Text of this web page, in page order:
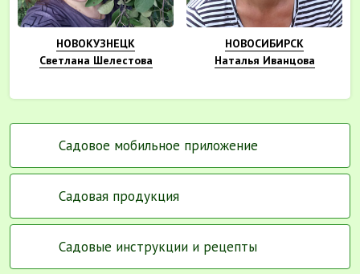
НОВОКУЗНЕЦК
Светлана Шелестова
НОВОСИБИРСК
Наталья Иванцова
Садовое мобильное приложение
Садовая продукция
Садовые инструкции и рецепты